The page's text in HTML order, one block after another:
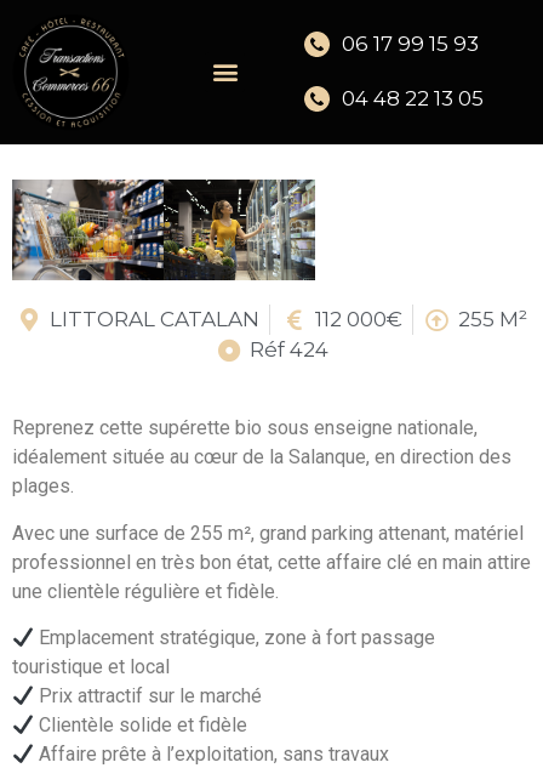
06 17 99 15 93
04 48 22 13 05
LITTORAL CATALAN 112 000€
255 M²
Réf 424
Reprenez cette supérette bio sous enseigne nationale,
idéalement située au cœur de la Salanque, en direction des
plages.
Avec une surface de 255 m², grand parking attenant, matériel
professionnel en très bon état, cette affaire clé en main attire
une clientèle régulière et fidèle.
Emplacement stratégique, zone à fort passage
touristique et local
Prix attractif sur le marché
Clientèle solide et fidèle
Affaire prête à l’exploitation, sans travaux